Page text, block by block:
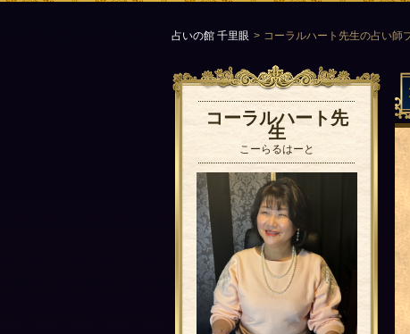
占いの館 千里眼 コーラルハート先生の占い師
コーラルハート先
生
こーらるはーと